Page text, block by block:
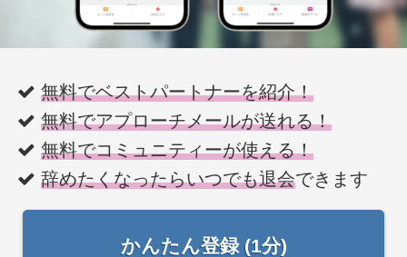
無料でベストパートナーを紹介！
無料でアプローチメールが送れる！
無料でコミュニティーが使える！
辞めたくなったらいつでも退会できます
かんたん登録 (1分)